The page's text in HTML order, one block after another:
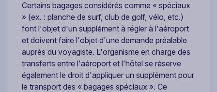
Certains bagages considérés comme « spéciaux
» (ex. : planche de surf, club de golf, vélo, etc.)
font l'objet d'un supplément à régler à l'aéroport
et doivent faire l'objet d'une demande préalable
auprès du voyagiste. L'organisme en charge des
transferts entre l'aéroport et l'hôtel se réserve
également le droit d'appliquer un supplément pour
le transport des « bagages spéciaux ». Ce